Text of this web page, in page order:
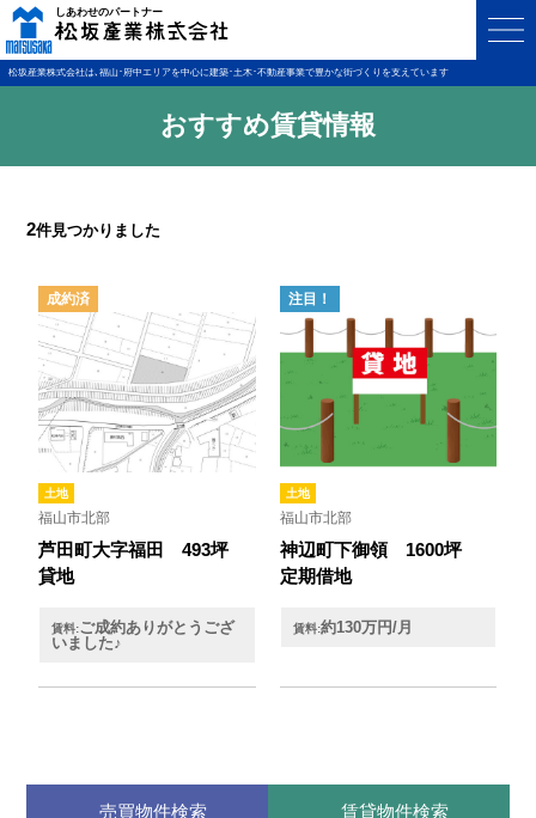
松坂産業株式会社は､福山･府中エリアを中心に建築･土木･不動産事業で豊かな街づくりを支えています
おすすめ賃貸情報
2件見つかりました
成約済
土地
福山市北部
芦田町大字福田 493坪
貸地
賃料:ご成約ありがとうござ
いました♪
注目！
土地
福山市北部
神辺町下御領 1600坪
定期借地
賃料:約130万円/月
売買物件検索 賃貸物件検索